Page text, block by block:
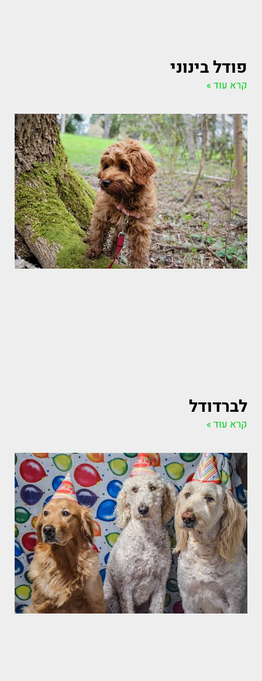
פודל בינוני
קרא עוד »
לברדודל
קרא עוד »